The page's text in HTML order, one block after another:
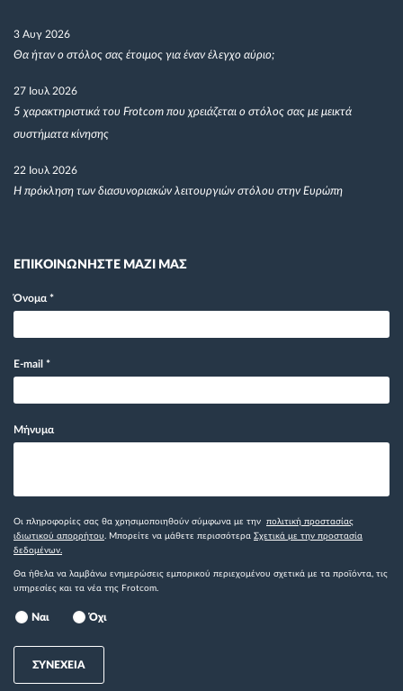
3 Αυγ 2026
Θα ήταν ο στόλος σας έτοιμος για έναν έλεγχο αύριο;
27 Ιουλ 2026
5 χαρακτηριστικά του Frotcom που χρειάζεται ο στόλος σας με μεικτά
συστήματα κίνησης
22 Ιουλ 2026
Η πρόκληση των διασυνοριακών λειτουργιών στόλου στην Ευρώπη
ΕΠΙΚΟΙΝΩΝΗΣΤΕ ΜΑΖΙ ΜΑΣ
Όνομα *
E-mail *
Μήνυμα
Οι πληροφορίες σας θα χρησιμοποιηθούν σύμφωνα με την πολιτική προστασίας
ιδιωτικού απορρήτου . Μπορείτε να μάθετε περισσότερα Σχετικά με την προστασία
δεδομένων.
Θα ήθελα να λαμβάνω ενημερώσεις εμπορικού περιεχομένου σχετικά με τα προϊόντα, τις
υπηρεσίες και τα νέα της Frotcom.
Ναι Όχι
ΣΥΝΕΧΕΙΑ